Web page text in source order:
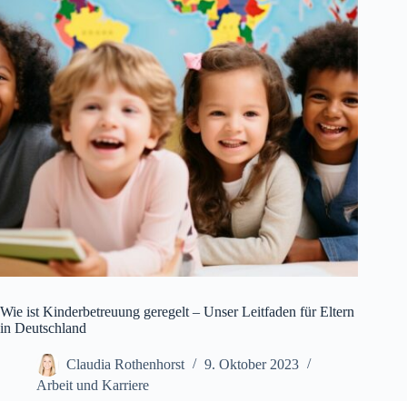
Wie ist Kinderbetreuung geregelt – Unser Leitfaden für Eltern
in Deutschland
Claudia Rothenhorst
9. Oktober 2023
Arbeit und Karriere